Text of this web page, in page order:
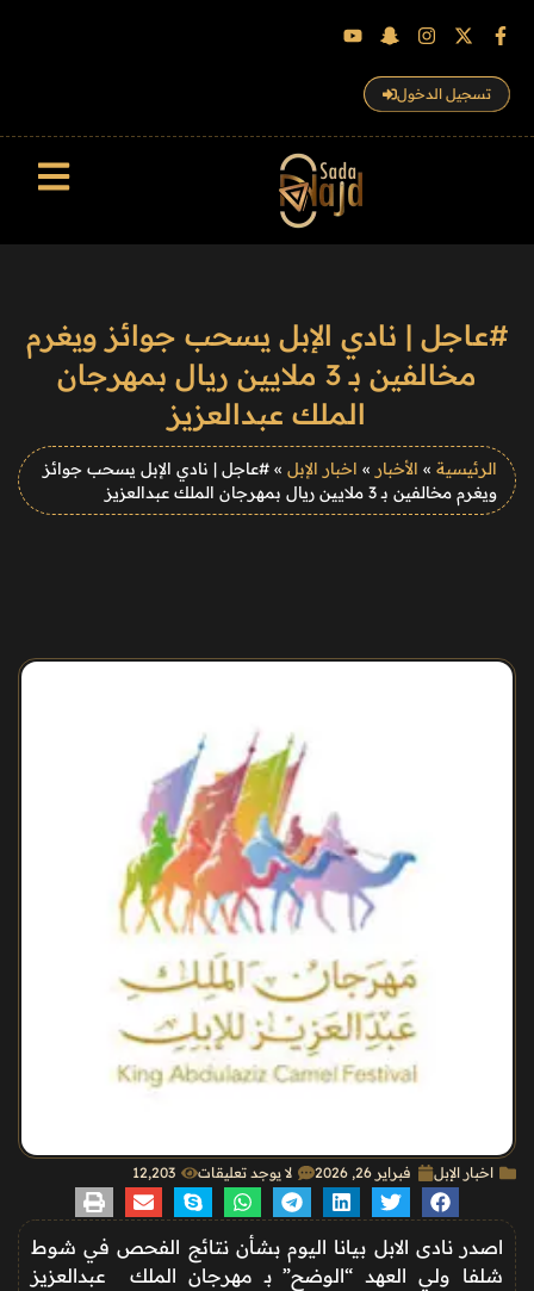
تسجيل الدخول
#عاجل | نادي الإبل يسحب جوائز ويغرم
مخالفين بـ 3 ملايين ريال بمهرجان
الملك عبدالعزيز
الرئيسية » الأخبار » اخبار الإبل » #عاجل | نادي الإبل يسحب جوائز
ويغرم مخالفين بـ 3 ملايين ريال بمهرجان الملك عبدالعزيز
اخبار الإبل فبراير 26, 2026 لا يوجد تعليقات 12٬203
اصدر نادى الابل بيانا اليوم بشأن نتائج الفحص في شوط
شلفا ولي العهد “الوضح” بـ مهرجان الملك عبدالعزيز